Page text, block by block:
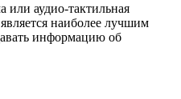
или аудио-тактильная
наиболее лучшим
информацию об